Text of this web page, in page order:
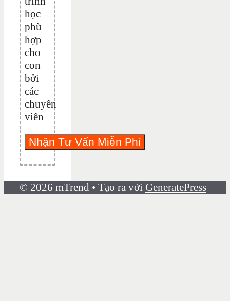
học
phù
hợp
cho
con
bởi
các
chuyên
viên
© 2026 mTrend • Tạo ra với GeneratePress